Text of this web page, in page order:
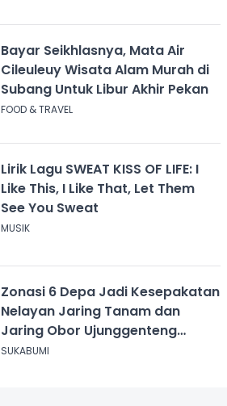
Bayar Seikhlasnya, Mata Air
Cileuleuy Wisata Alam Murah di
Subang Untuk Libur Akhir Pekan
FOOD & TRAVEL
Lirik Lagu SWEAT KISS OF LIFE: I
Like This, I Like That, Let Them
See You Sweat
MUSIK
Zonasi 6 Depa Jadi Kesepakatan
Nelayan Jaring Tanam dan
Jaring Obor Ujunggenteng
Sukabumi
SUKABUMI